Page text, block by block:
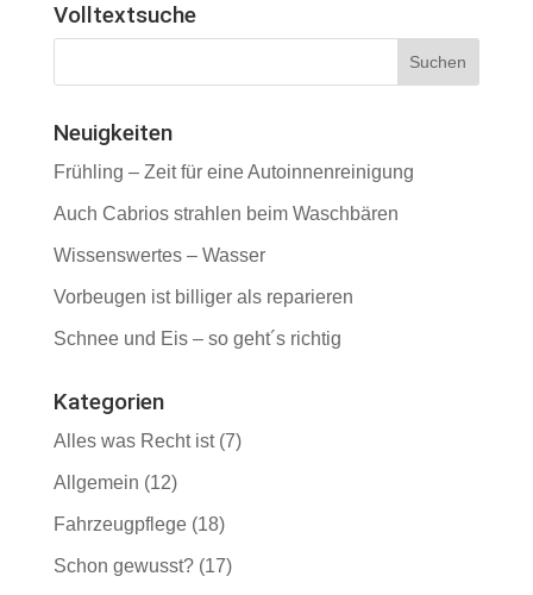
Volltextsuche
Neuigkeiten
Frühling – Zeit für eine Autoinnenreinigung
Auch Cabrios strahlen beim Waschbären
Wissenswertes – Wasser
Vorbeugen ist billiger als reparieren
Schnee und Eis – so geht´s richtig
Kategorien
Alles was Recht ist(7)
Allgemein (12)
Fahrzeugpflege(18)
Schon gewusst?(17)